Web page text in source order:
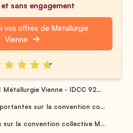
sans engagement
vos offres de Métallurgie
Vienne
Métallurgie Vienne - IDCC 92...
sur la convention co...
sur la convention collective M...